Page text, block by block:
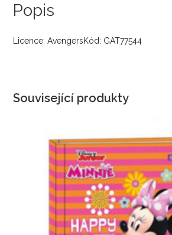
Popis
Licence: AvengersKód: GAT77544
Související produkty